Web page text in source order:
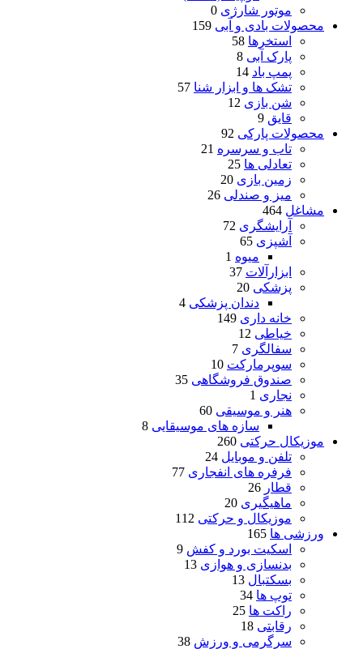
موتور شارژی 0
محصولات بادی و آبی 159
استخرها 58
پارک آبی 8
پمپ باد 14
تشک ها و ابزار شنا 57
شن بازی 12
قایق 9
محصولات پارکی 92
تاب و سرسره 21
تعادلی ها 25
زمین بازی 20
میز و صندلی 26
مشاغل 464
آرایشگری 72
آشپزی 65
میوه 1
ابزارآلات 37
پزشکی 20
دندان پزشکی 4
خانه داری 149
خیاطی 12
سفالگری 7
سوپرمارکت 10
صندوق فروشگاهی 35
نجاری 1
هنر و موسیقی 60
سازه های موسیقایی 8
موزیکال حرکتی 260
تلفن و موبایل 24
فرفره های انفجاری 77
قطار 26
ماهیگیری 20
موزیکال و حرکتی 112
ورزشی ها 165
اسکیت بورد و کفش 9
بدنسازی و هوازی 13
بسکتبال 13
توپ ها 34
راکت ها 25
رقابتی 18
سرگرمی و ورزش 38